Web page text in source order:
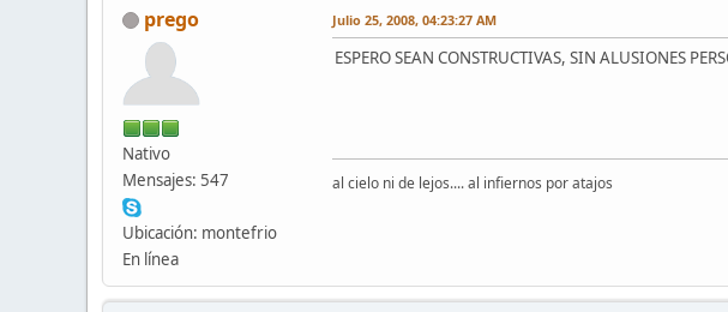
prego
Nativo
Mensajes: 547
Ubicación: montefrio
En línea
Julio 25, 2008, 04:23:27 AM
ESPERO SEAN CONSTRUCTIVAS, SIN ALUSIONES
al cielo ni de lejos.... al infiernos por atajos